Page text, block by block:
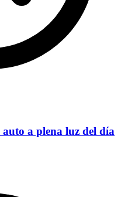
a plena luz del día